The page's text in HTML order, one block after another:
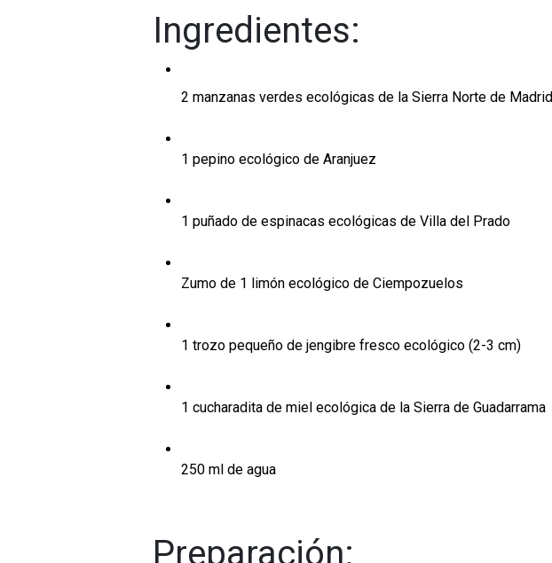
Ingredientes:
2 manzanas verdes ecológicas de la Sierra Norte de Madrid
1 pepino ecológico de Aranjuez
1 puñado de espinacas ecológicas de Villa del Prado
Zumo de 1 limón ecológico de Ciempozuelos
1 trozo pequeño de jengibre fresco ecológico (2-3 cm)
1 cucharadita de miel ecológica de la Sierra de Guadarrama
250 ml de agua
Preparación: